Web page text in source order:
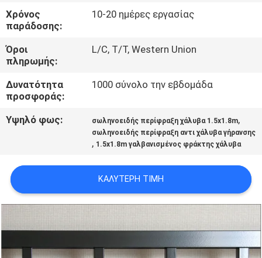
ΕΙΔΉΣΕΙΣ
ΈΝΑ
ΑΠΌΣΠΑΣΜΑ
PRIVACY
POLICY
Χρόνος
παράδοσης:
10-20 ημέρες εργασίας
Όροι
πληρωμής:
L/C, T/T, Western Union
Δυνατότητα
προσφοράς:
1000 σύνολο την εβδομάδα
Υψηλό φως: σωληνοειδής περίφραξη χάλυβα 1.5x1.8m,
σωληνοειδής περίφραξη αντι χάλυβα γήρανσης
, 1.5x1.8m γαλβανισμένος φράκτης χάλυβα
ΚΑΛΎΤΕΡΗ ΤΙΜΉ